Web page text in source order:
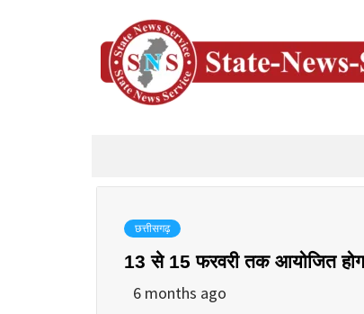
छत्तीसगढ़
13 से 15 फरवरी तक आयोजित
6 months ago